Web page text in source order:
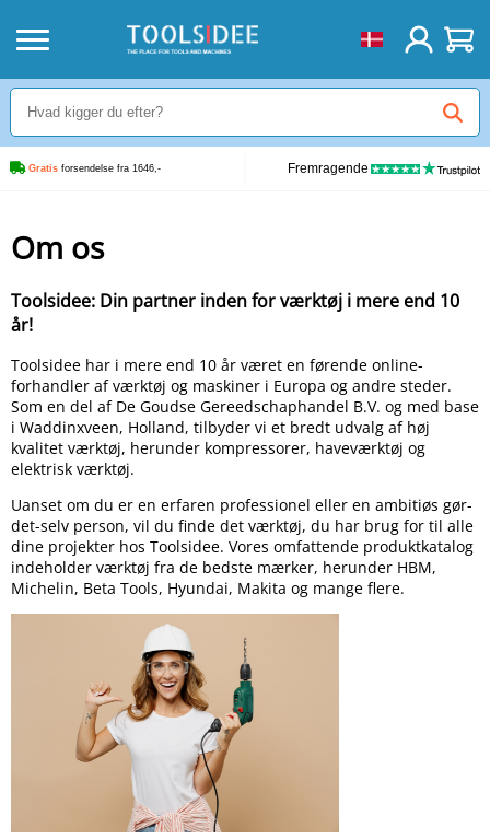
Gratis forsendelse fra 1646,- Fremragende
Om os
Toolsidee: Din partner inden for værktøj i mere end 10
år!
Toolsidee har i mere end 10 år været en førende online-
forhandler af værktøj og maskiner i Europa og andre steder.
Som en del af De Goudse Gereedschaphandel B.V. og med base
i Waddinxveen, Holland, tilbyder vi et bredt udvalg af høj
kvalitet værktøj, herunder kompressorer, haveværktøj og
elektrisk værktøj.
Uanset om du er en erfaren professionel eller en ambitiøs gør-
det-selv person, vil du finde det værktøj, du har brug for til alle
dine projekter hos Toolsidee. Vores omfattende produktkatalog
indeholder værktøj fra de bedste mærker, herunder HBM,
Michelin, Beta Tools, Hyundai, Makita og mange flere.